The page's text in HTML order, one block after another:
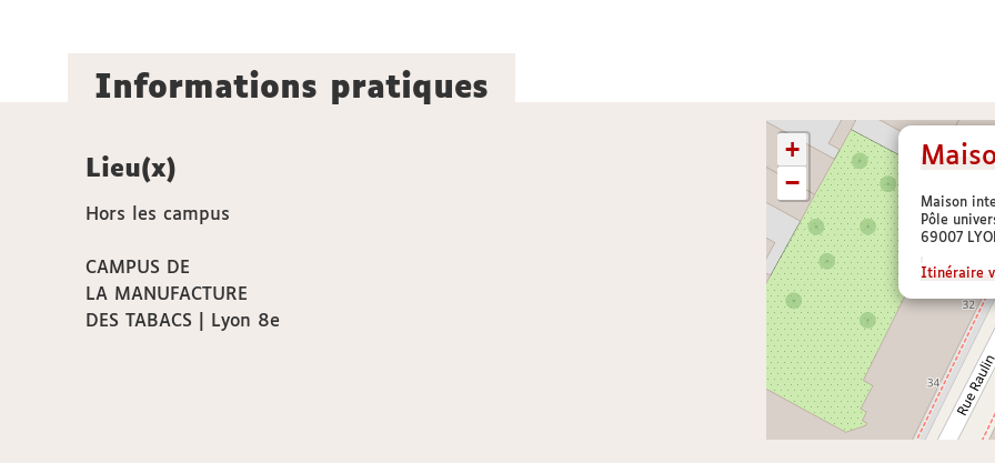
Informations pratiques
Lieu(x)
Hors les campus
CAMPUS DE
LA MANUFACTURE
DES TABACS | Lyon 8e
Maison
Pôle
69007
Itinéraire
+
−